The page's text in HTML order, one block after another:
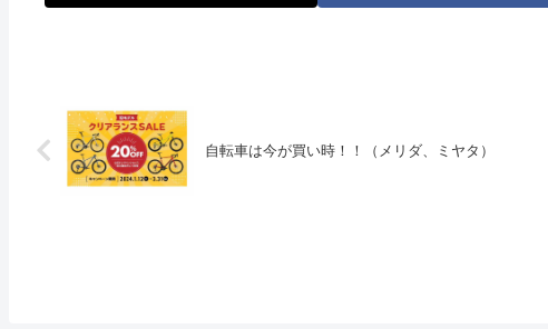
自転車は今が買い時！！（メリダ、ミヤタ）